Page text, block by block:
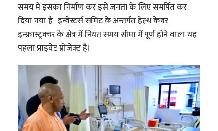
समय में इसका निर्माण कर इसे जनता के लिए समर्पित कर
दिया गया है। इन्वेस्टर्स समिट के अन्तर्गत हेल्थ केयर
इन्फ्रास्ट्रक्चर के क्षेत्र में नियत समय सीमा में पूर्ण होने वाला यह
पहला प्राइवेट प्रोजेक्ट है।